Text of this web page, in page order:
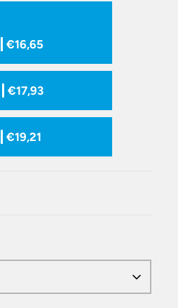
€16,65
€17,93
€19,21